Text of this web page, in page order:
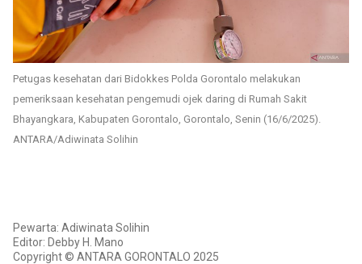
Petugas kesehatan dari Bidokkes Polda Gorontalo melakukan
pemeriksaan kesehatan pengemudi ojek daring di Rumah Sakit
Bhayangkara, Kabupaten Gorontalo, Gorontalo, Senin (16/6/2025).
ANTARA/Adiwinata Solihin
Pewarta: Adiwinata Solihin
Editor: Debby H. Mano
Copyright © ANTARA GORONTALO 2025